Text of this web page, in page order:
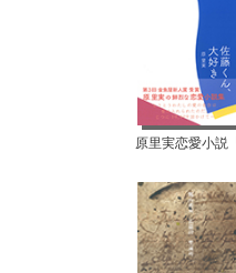
原里実恋愛小説